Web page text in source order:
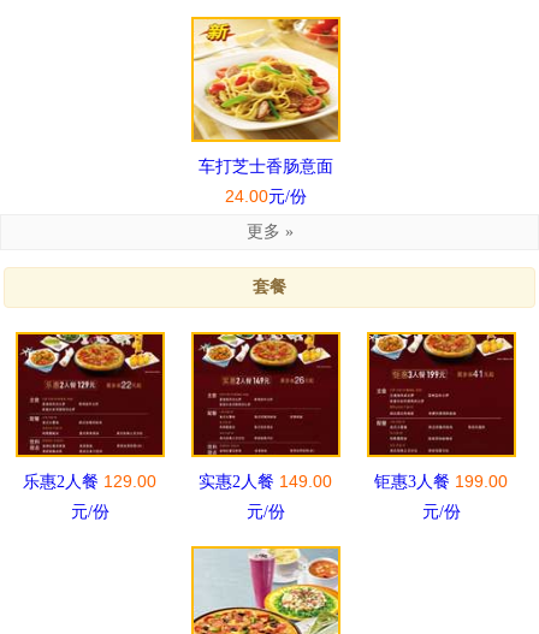
车打芝士香肠意面
24.00元/份
更多 »
套餐
乐惠2人餐 129.00
元/份
实惠2人餐 149.00
元/份
钜惠3人餐 199.00
元/份